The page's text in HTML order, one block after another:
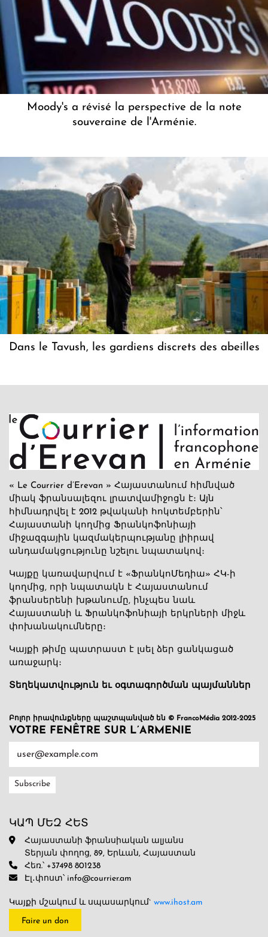
Moody's a révisé la perspective de la note
souveraine de l'Arménie.
Dans le Tavush, les gardiens discrets des abeilles
« Le Courrier d’Erevan » Հայաստանում հիմնված
միակ ֆրանսալեզու լրատվամիջոցն է։ Այն
հիմնադրվել է 2012 թվականի հոկտեմբերին՝
Հայաստանի կողմից Ֆրանկոֆոնիայի
միջազգային կազմակերպությանը լիիրավ
անդամակցությունը նշելու նպատակով։
Կայքը կառավարվում է «ՖրանկոՄեդիա» ՀԿ-ի
կողմից, որի նպատակն է Հայաստանում
ֆրանսերենի խթանումը, ինչպես նաև
Հայաստանի և Ֆրանկոֆոնիայի երկրների միջև
փոխանակումները։
Կայքի թիմը պատրաստ է լսել ձեր ցանկացած
առաջարկ։
Տեղեկատվություն եւ օգտագործման պայմաններ
Բոլոր իրավունքները պաշտպանված են © FrancoMédia 2012-2025
VOTRE FENÊTRE SUR L’ARMENIE
ԿԱՊ ՄԵԶ ՀԵՏ
Հայաստանի ֆրանսիական ալյանս
Տերյան փողոց, 89, Երևան, Հայաստան
Հեռ.՝ +37498 801238
Էլ․փոստ՝ info@courrier.am
Կայքի մշակում և սպասարկում` www.ihost.am
Faire un don